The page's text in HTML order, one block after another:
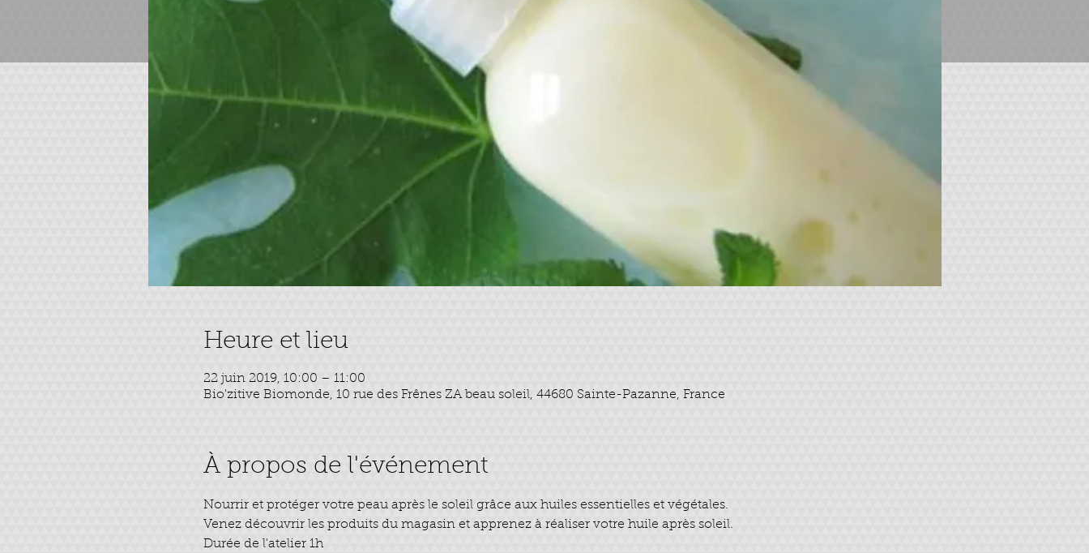
Heure et lieu
22 juin 2019, 10:00 – 11:00
Bio'zitive Biomonde, 10 rue des Frênes ZA beau soleil, 44680 Sainte-Pazanne, France
À propos de l'événement
Durée de l'atelier 1h